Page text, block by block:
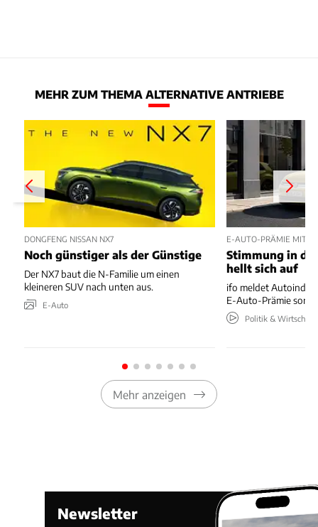
MEHR ZUM THEMA ALTERNATIVE ANTRIEBE
DONGFENG NISSAN NX7
Noch günstiger als der Günstige
Der NX7 baut die N-Familie um einen
kleineren SUV nach unten aus.
E-Auto
E-AUTO-PRÄMIE MIT
Stimmung in
hellt sich auf
ifo meldet
E-Auto-Prämie
Politik & Wirtschaft
Mehr anzeigen
Newsletter